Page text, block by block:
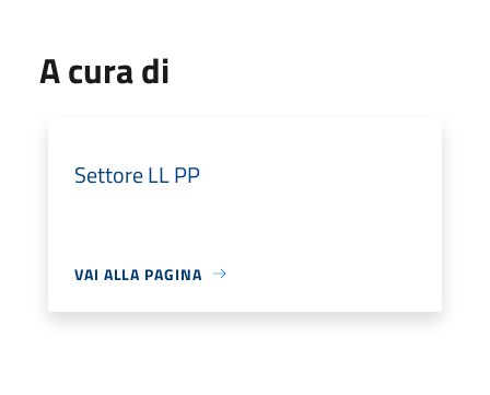
A cura di
Settore LL PP
VAI ALLA PAGINA